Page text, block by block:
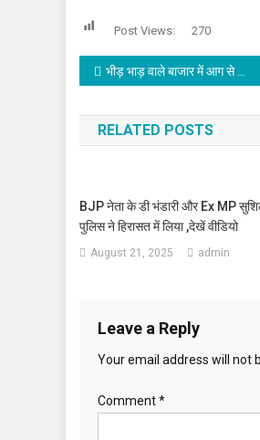
Post Views: 270
Post navigation
भीड़ भाड़ वाले बाजार में आग से मचा हड़कंप
RELATED POSTS
BJP नेता के डी भंडारी और Ex MP
पुलिस ने हिरासत में लिया ,देखें वीडियो
August 21, 2025 admin
Leave a Reply
Your email address will not
Comment*